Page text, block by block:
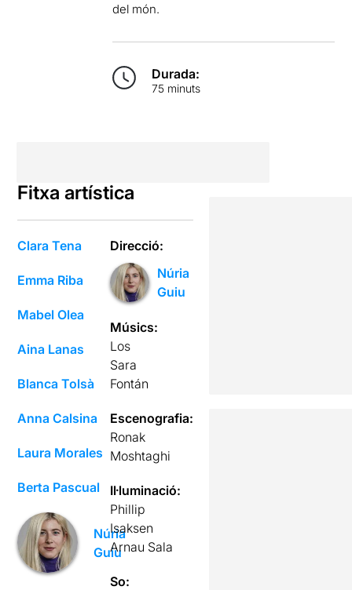
del món.
Durada:
75 minuts
Fitxa artística
Clara Tena
Emma Riba
Mabel Olea
Aina Lanas
Blanca Tolsà
Anna Calsina
Laura Morales
Berta Pascual
Núria
Guiu
Direcció:
Núria
Guiu
Músics:
Los
Sara
Fontán
Escenografia:
Ronak
Moshtaghi
Il·luminació:
Phillip
Isaksen
Arnau Sala
So: